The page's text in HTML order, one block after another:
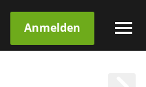
Anmelden